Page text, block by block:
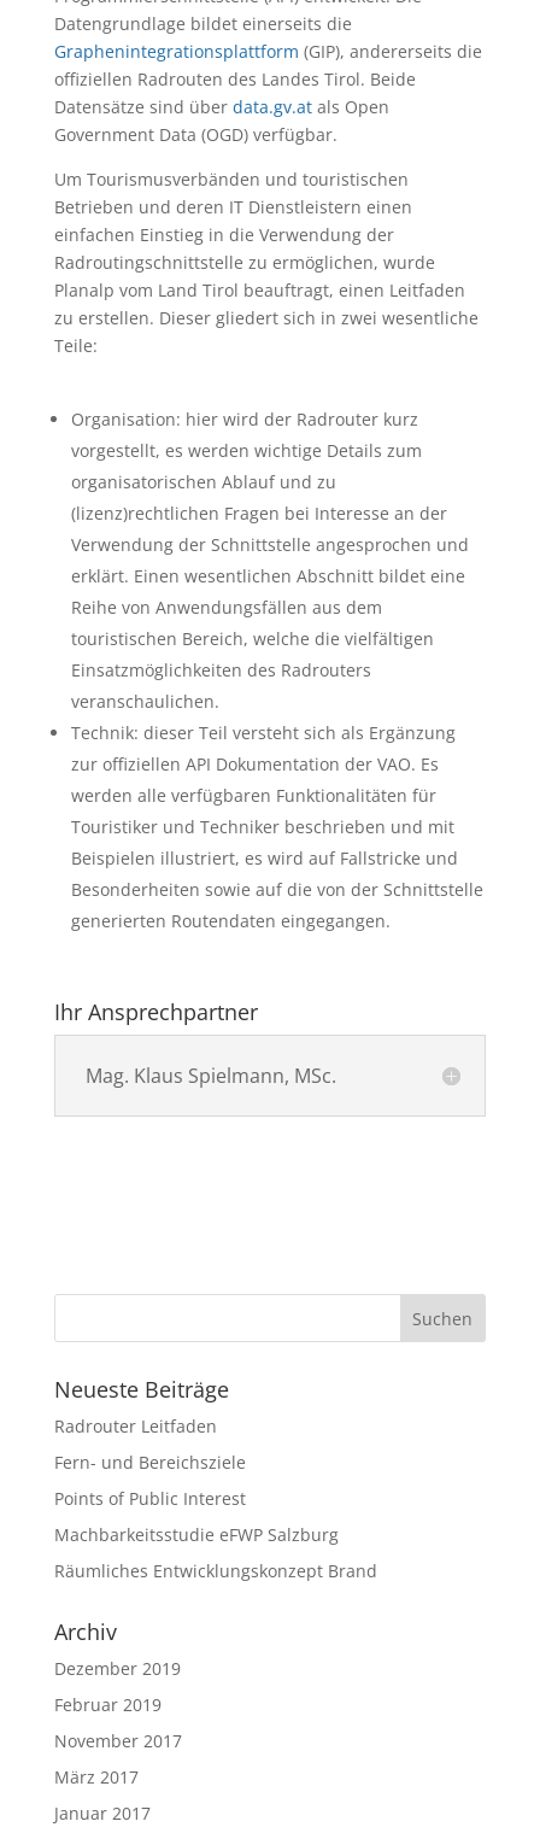
Datengrundlage bildet einerseits die
Graphenintegrationsplattform (GIP), andererseits die
offiziellen Radrouten des Landes Tirol. Beide
Datensätze sind über data.gv.atals Open
Government Data (OGD) verfügbar.
Um Tourismusverbänden und touristischen
Betrieben und deren IT Dienstleistern einen
einfachen Einstieg in die Verwendung der
Radroutingschnittstelle zu ermöglichen, wurde
Planalp vom Land Tirol beauftragt, einen Leitfaden
zu erstellen. Dieser gliedert sich in zwei wesentliche
Teile:
Organisation: hier wird der Radrouter kurz
vorgestellt, es werden wichtige Details zum
organisatorischen Ablauf und zu
(lizenz)rechtlichen Fragen bei Interesse an der
Verwendung der Schnittstelle angesprochen und
erklärt. Einen wesentlichen Abschnitt bildet eine
Reihe von Anwendungsfällen aus dem
touristischen Bereich, welche die vielfältigen
Einsatzmöglichkeiten des Radrouters
veranschaulichen.
Technik: dieser Teil versteht sich als Ergänzung
zur offiziellen API Dokumentation der VAO. Es
werden alle verfügbaren Funktionalitäten für
Touristiker und Techniker beschrieben und mit
Beispielen illustriert, es wird auf Fallstricke und
Besonderheiten sowie auf die von der Schnittstelle
generierten Routendaten eingegangen.
Ihr Ansprechpartner
Mag. Klaus Spielmann, MSc.
Neueste Beiträge
Radrouter Leitfaden
Fern- und Bereichsziele
Points of Public Interest
Machbarkeitsstudie eFWP Salzburg
Räumliches Entwicklungskonzept Brand
Archiv
Dezember 2019
Februar 2019
November 2017
März 2017
Januar 2017